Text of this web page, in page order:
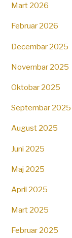
Mart 2026
Februar 2026
Decembar 2025
Novembar 2025
Oktobar 2025
Septembar 2025
August 2025
Juni 2025
Maj 2025
April 2025
Mart 2025
Februar 2025